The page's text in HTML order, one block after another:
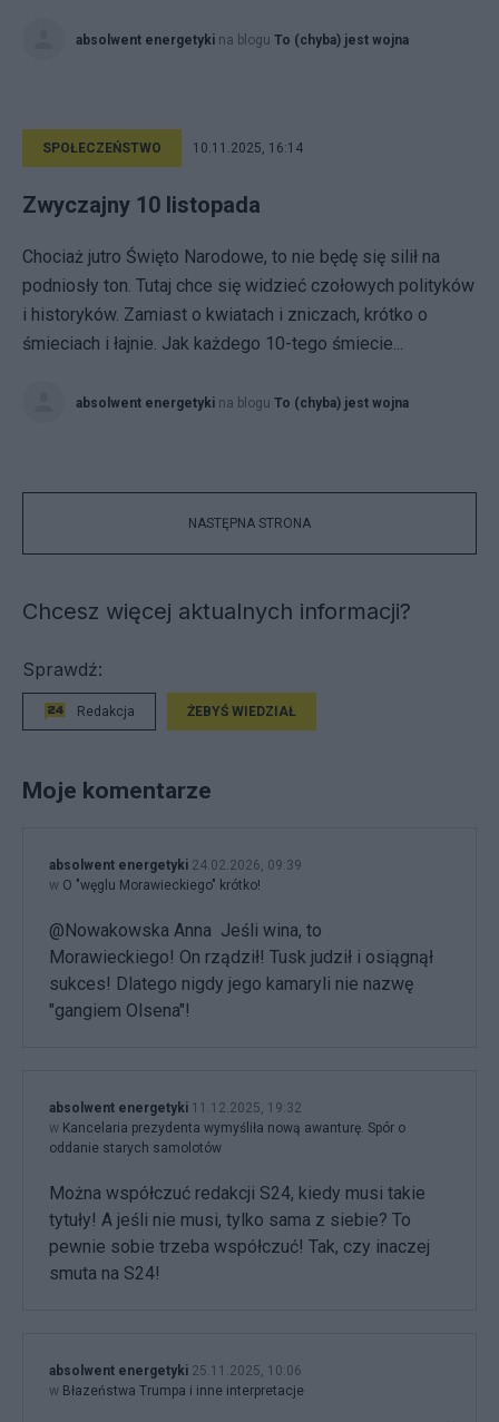
absolwent energetyki na blogu To (chyba) jest wojna
SPOŁECZEŃSTWO 10.11.2025, 16:14
Zwyczajny 10 listopada
Chociaż jutro Święto Narodowe, to nie będę się silił na
podniosły ton. Tutaj chce się widzieć czołowych polityków
i historyków. Zamiast o kwiatach i zniczach, krótko o
śmieciach i łajnie. Jak każdego 10-tego śmiecie...
absolwent energetyki na blogu To (chyba) jest wojna
NASTĘPNA STRONA
Chcesz więcej aktualnych informacji?
Sprawdź:
Redakcja ŻEBYŚ WIEDZIAŁ
Moje komentarze
absolwent energetyki 24.02.2026, 09:39
w O "węglu Morawieckiego" krótko!
@Nowakowska Anna Jeśli wina, to
Morawieckiego! On rządził! Tusk judził i osiągnął
sukces! Dlatego nigdy jego kamaryli nie nazwę
"gangiem Olsena"!
absolwent energetyki 11.12.2025, 19:32
w Kancelaria prezydenta wymyśliła nową awanturę. Spór o
oddanie starych samolotów
Można współczuć redakcji S24, kiedy musi takie
tytuły! A jeśli nie musi, tylko sama z siebie? To
pewnie sobie trzeba współczuć! Tak, czy inaczej
smuta na S24!
absolwent energetyki 25.11.2025, 10:06
w Błazeństwa Trumpa i inne interpretacje